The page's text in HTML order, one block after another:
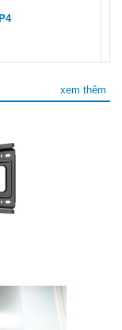
inch NB P6
xem thêm